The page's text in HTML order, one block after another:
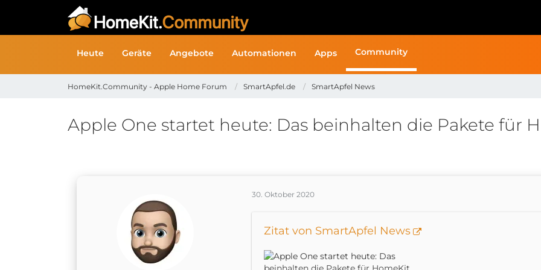
Heute Geräte Angebote Automationen Apps Community
HomeKit.Community - Apple Home Forum SmartApfel.de SmartApfel News
Apple One startet heute: Das beinhalten die Pakete für
30. Oktober 2020
Zitat von SmartApfel News